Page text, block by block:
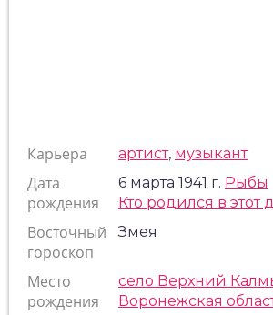
Карьера артист, музыкант
Дата
рождения
6 марта 1941 г. Рыбы
Кто родился в этот
Восточный
гороскоп
Змея
Место
рождения
село Верхний
Воронежская